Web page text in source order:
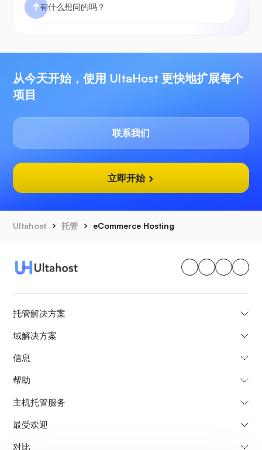
从今天开始，使用 UltaHost 更快地扩展每个
项目
联系我们
立即开始
Ultahost 托管 eCommerce Hosting
托管解决方案
域解决方案
信息
帮助
主机托管服务
最受欢迎
对比